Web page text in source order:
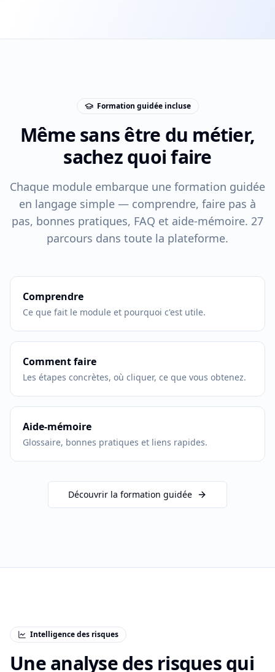
Formation guidée incluse
Même sans être du métier,
sachez quoi faire
Chaque module embarque une formation guidée
en langage simple — comprendre, faire pas à
pas, bonnes pratiques, FAQ et aide-mémoire. 27
parcours dans toute la plateforme.
Comprendre
Ce que fait le module et pourquoi c'est utile.
Comment faire
Les étapes concrètes, où cliquer, ce que vous obtenez.
Aide-mémoire
Glossaire, bonnes pratiques et liens rapides.
Découvrir la formation guidée
Intelligence des risques
Une analyse des risques qui